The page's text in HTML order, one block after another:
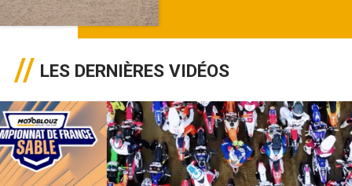
LES DERNIÈRES VIDÉOS